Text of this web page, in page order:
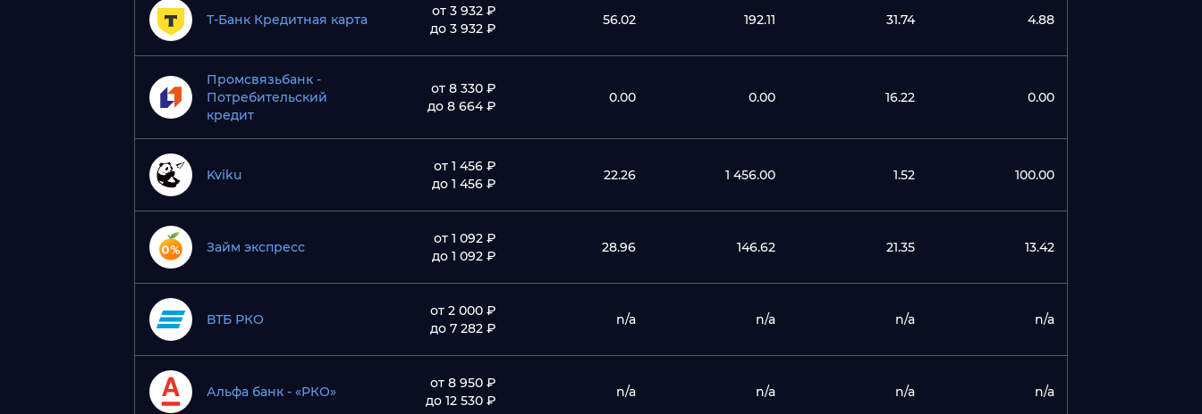
Т-Банк Кредитная карта 56.02 192.11 31.74 4.88
от 3 932 ₽
до 3 932 ₽
Промсвязьбанк -
Потребительский
кредит
0.00 0.00 16.22 0.00
от 8 330 ₽
до 8 664 ₽
Kviku 22.26 1 456.00 1.52 100.00
от 1 456 ₽
до 1 456 ₽
Займ экспресс 28.96 146.62 21.35 13.42
от 1 092 ₽
до 1 092 ₽
ВТБ РКО n/a n/a n/a n/a
от 2 000 ₽
до 7 282 ₽
Альфа банк - «РКО» n/a n/a n/a n/a
от 8 950 ₽
до 12 530 ₽